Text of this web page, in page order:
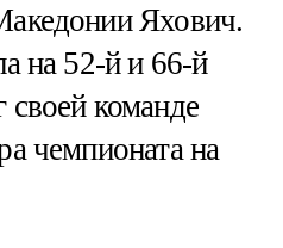
Яхович.
на 52-й и 66-й
команде
чемпионата на